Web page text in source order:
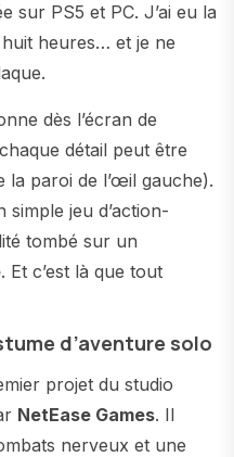
sur PS5 et PC. J’ai eu la
heures… et je ne
dès l’écran de
détail peut être
la paroi de l’œil gauche).
simple jeu d’action-
tombé sur un
. Et c’est là que tout
d’aventure solo
projet du studio
NetEase Games. Il
nerveux et une